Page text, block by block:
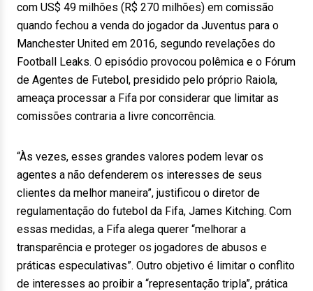
com US$ 49 milhões (R$ 270 milhões) em comissão
quando fechou a venda do jogador da Juventus para o
Manchester United em 2016, segundo revelações do
Football Leaks. O episódio provocou polêmica e o Fórum
de Agentes de Futebol, presidido pelo próprio Raiola,
ameaça processar a Fifa por considerar que limitar as
comissões contraria a livre concorrência.
“Às vezes, esses grandes valores podem levar os
agentes a não defenderem os interesses de seus
clientes da melhor maneira”, justificou o diretor de
regulamentação do futebol da Fifa, James Kitching. Com
essas medidas, a Fifa alega querer “melhorar a
transparência e proteger os jogadores de abusos e
práticas especulativas”. Outro objetivo é limitar o conflito
de interesses ao proibir a “representação tripla”, prática